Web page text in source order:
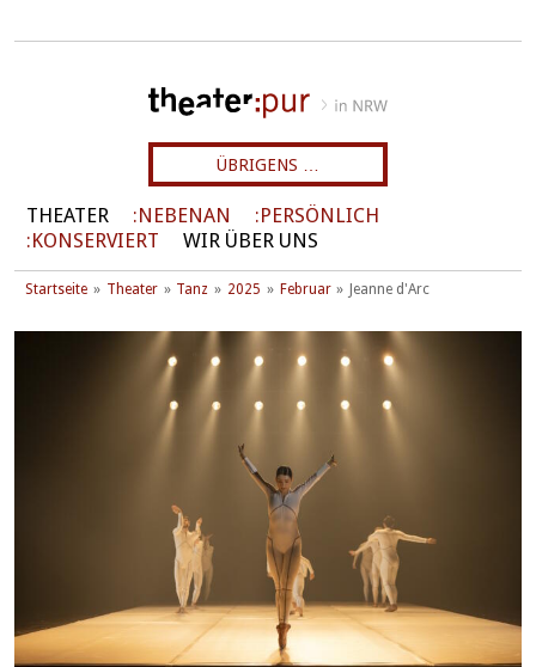
ÜBRIGENS …
THEATER NEBENAN
PERSÖNLICH
KONSERVIERT
WIR ÜBER UNS
Startseite Theater Tanz 2025 Februar Jeanne d'Arc